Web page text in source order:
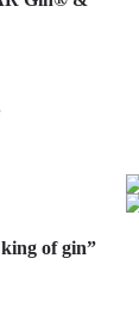
of gin”